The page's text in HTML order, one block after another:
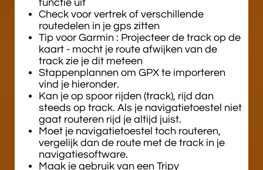
functie uit
Check voor vertrek of verschillende
routedelen in je gps zitten
Tip voor Garmin : Projecteer de track op de
kaart - mocht je route afwijken van de
track zie je dit meteen
Stappenplannen om GPX te importeren
vind je hieronder.
Kan je op spoor rijden (track), rijd dan
steeds op track. Als je navigatietoestel niet
gaat routeren rijd je altijd juist.
Moet je navigatietoestel toch routeren,
vergelijk dan de route met de track in je
navigatiesoftware.
Maak je gebruik van een Tripy